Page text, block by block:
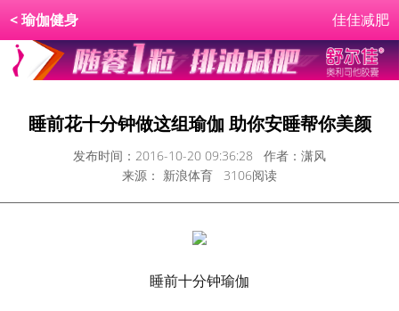
<瑜伽健身 佳佳减肥
睡前花十分钟做这组瑜伽 助你安睡帮你美颜
发布时间：2016-10-20 09:36:28 作者：潇风
来源： 新浪体育 3106阅读
睡前十分钟瑜伽